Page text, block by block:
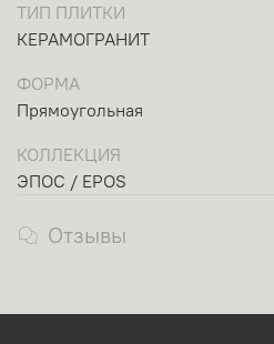
ТИП ПЛИТКИ
КЕРАМОГРАНИТ
ФОРМА
Прямоугольная
КОЛЛЕКЦИЯ
ЭПОС / EPOS
Отзывы